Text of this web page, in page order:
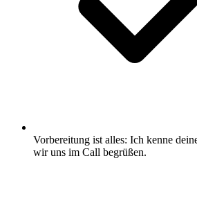
Vorbereitung ist alles: Ich kenne
wir uns im Call begrüßen.